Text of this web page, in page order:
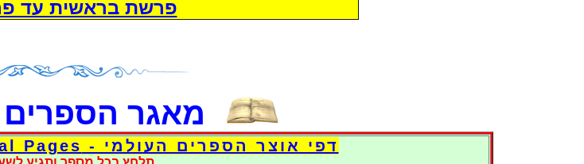
פרשת בראשית עד
מאגר הספרים
דפי אוצר הספרים העולמי - Torah Books International Pages